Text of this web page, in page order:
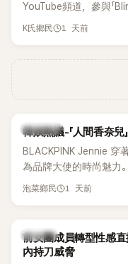
YouTube頻道，參與「
Bennett大聊感情話題
K氏鄉民 1 天前
熱議討論
韓娛熱議-「人間香奈
BLACKPINK Jennie 穿
為品牌大使的時尚魅力
細節，完美襯托出
泡菜鄉民 1 天前
K-POP
前女團成員轉型性感
內持刀威脅